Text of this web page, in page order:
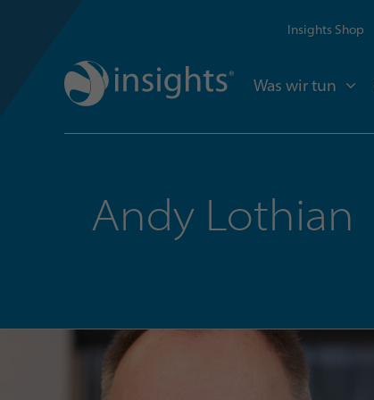
Insights Shop
Was wir tun
Andy Lothian